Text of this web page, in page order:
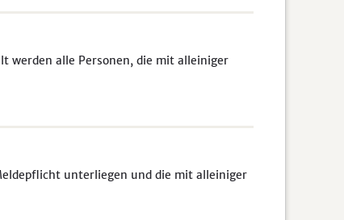
werden alle Personen, die mit alleiniger
unterliegen und die mit alleiniger